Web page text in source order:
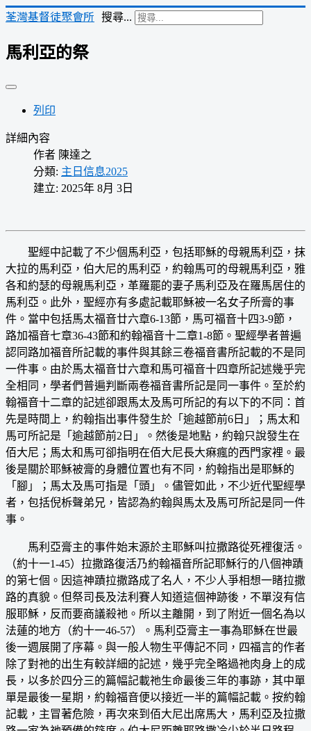
荃灣基督徒聚會所 搜尋...
馬利亞的祭
列印
詳細內容
作者 陳達之
分類: 主日信息2025
建立: 2025年 8月 3日
聖經中記載了不少個馬利亞，包括耶穌的母親馬利亞，抹
大拉的馬利亞，伯大尼的馬利亞，約翰馬可的母親馬利亞，雅
各和約瑟的母親馬利亞，革羅罷的妻子馬利亞及在羅馬居住的
馬利亞。此外，聖經亦有多處記載耶穌被一名女子所膏的事
件。當中包括馬太福音廿六章6-13節，馬可福音十四3-9節，
路加福音七章36-43節和約翰福音十二章1-8節。聖經學者普遍
認同路加福音所記載的事件與其餘三卷福音書所記載的不是同
一件事。由於馬太福音廿六章和馬可福音十四章所記述幾乎完
全相同，學者們普遍判斷兩卷福音書所記是同一事件。至於約
翰福音十二章的記述卻跟馬太及馬可所記的有以下的不同：首
先是時間上，約翰指出事件發生於「逾越節前6日」；馬太和
馬可所記是「逾越節前2日」。然後是地點，約翰只說發生在
佰大尼；馬太和馬可卻指明在佰大尼長大痳瘋的西門家裡。最
後是關於耶穌被膏的身體位置也有不同，約翰指出是耶穌的
「腳」；馬太及馬可指是「頭」。儘管如此，不少近代聖經學
者，包括倪柝聲弟兄，皆認為約翰與馬太及馬可所記是同一件
事。
馬利亞膏主的事件始末源於主耶穌叫拉撒路從死裡復活。
（約十一1-45）拉撒路復活乃約翰福音所記耶穌行的八個神蹟
的第七個。因這神蹟拉撒路成了名人，不少人爭相想一睹拉撒
路的真貌。但祭司長及法利賽人知道這個神跡後，不單沒有信
服耶穌，反而要商議殺衪。所以主離開，到了附近一個名為以
法蓮的地方（約十一46-57）。馬利亞膏主一事為耶穌在世最
後一週展開了序幕。與一般人物生平傳記不同，四福言的作者
除了對祂的出生有較詳細的記述，幾乎完全略過祂肉身上的成
長，以多於四分三的篇幅記載祂生命最後三年的事跡，其中單
單是最後一星期，約翰福音便以接近一半的篇幅記載。按約翰
記載，主冒著危險，再次來到佰大尼出席馬大，馬利亞及拉撒